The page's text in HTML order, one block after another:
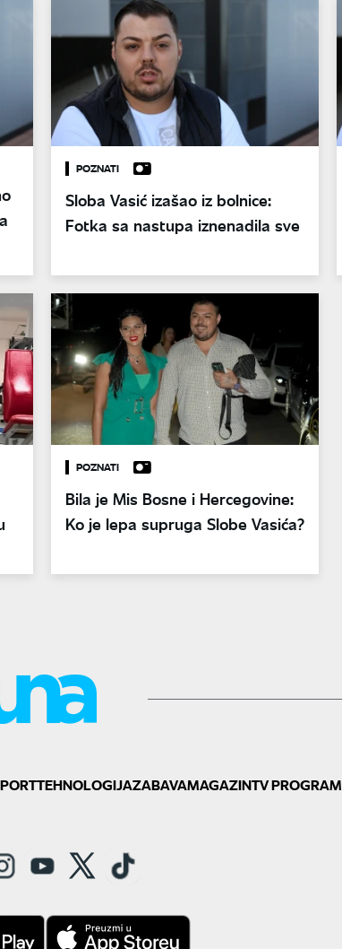
POZNATI
Sloba Vasić izašao iz bolnice:
Fotka sa nastupa iznenadila sve
POZNATI
Bila je Mis Bosne i Hercegovine:
Ko je lepa supruga Slobe Vasića?
TEHNOLOGIJAZABAVAMAGAZINTV PROGRAM